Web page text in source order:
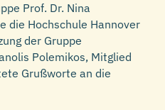
Prof. Dr. Nina
die Hochschule Hannover
der Gruppe
Polemikos, Mitglied
Grußworte an die